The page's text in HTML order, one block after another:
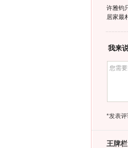
许雅钧
居家最
我来
*发表
王牌栏